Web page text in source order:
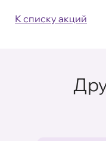
К списку акций